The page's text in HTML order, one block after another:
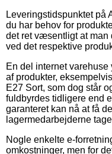
Leveringstidspunktet på
du har behov for
det ret væsentligt at man
ved det respektive
En del internet
af produkter,
E27 Sort, som dog står
fuldbyrdes tidligere end
garanteret kan nå at få
lagermedarbejderne
Nogle enkelte e-
omkostninger, men for